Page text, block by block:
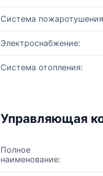
Система
Электроснабжение:
Система отопления:
Управляющая
Полное
наименование: